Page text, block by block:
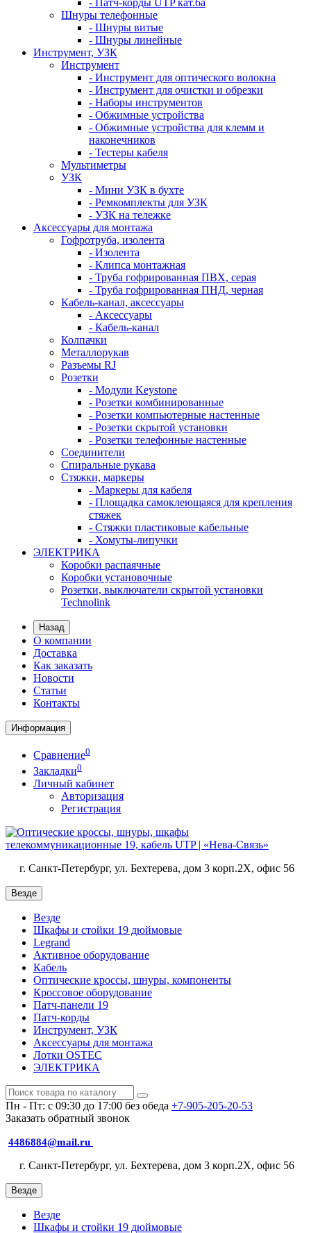
- Патч-корды UTP кат.6а
Шнуры телефонные
- Шнуры витые
- Шнуры линейные
Инструмент, УЗК
Инструмент
- Инструмент для оптического волокна
- Инструмент для очистки и обрезки
- Наборы инструментов
- Обжимные устройства
- Обжимные устройства для клемм и
наконечников
- Тестеры кабеля
Мультиметры
УЗК
- Мини УЗК в бухте
- Ремкомплекты для УЗК
- УЗК на тележке
Аксессуары для монтажа
Гофротруба, изолента
- Изолента
- Клипса монтажная
- Труба гофрированная ПВХ, серая
- Труба гофрированная ПНД, черная
Кабель-канал, аксессуары
- Аксессуары
- Кабель-канал
Колпачки
Металлорукав
Разъемы RJ
Розетки
- Модули Keystone
- Розетки комбинированные
- Розетки компьютерные настенные
- Розетки скрытой установки
- Розетки телефонные настенные
Соединители
Спиральные рукава
Стяжки, маркеры
- Маркеры для кабеля
- Площадка самоклеющаяся для крепления
стяжек
- Стяжки пластиковые кабельные
- Хомуты-липучки
ЭЛЕКТРИКА
Коробки распаячные
Коробки установочные
Розетки, выключатели скрытой установки
Technolink
Назад
О компании
Доставка
Как заказать
Новости
Статьи
Контакты
Информация
Сравнение0
Закладки0
Личный кабинет
Авторизация
Регистрация
г. Санкт-Петербург, ул. Бехтерева, дом 3 корп.2X, офис 56
Везде
Везде
Шкафы и стойки 19 дюймовые
Legrand
Активное оборудование
Кабель
Оптические кроссы, шнуры, компоненты
Кроссовое оборудование
Патч-панели 19
Патч-корды
Инструмент, УЗК
Аксессуары для монтажа
Лотки OSTEC
ЭЛЕКТРИКА
Пн - Пт: с 09:30 до 17:00 без обеда +7-905-205-20-53
Заказать обратный звонок
4486884@mail.ru
г. Санкт-Петербург, ул. Бехтерева, дом 3 корп.2X, офис 56
Везде
Везде
Шкафы и стойки 19 дюймовые